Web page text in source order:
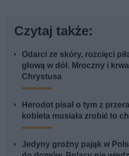
Czytaj także:
Odarci ze skóry, rozcięci
głową w dół. Mroczny i
Chrystusa
Herodot pisał o tym z
kobieta musiała zrobić to
Jedyny groźny pająk w